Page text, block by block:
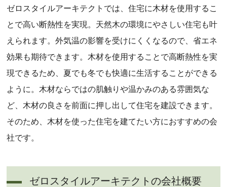
ゼロスタイルアーキテクトでは、住宅に木材を使用するこ
とで高い断熱性を実現。天然木の環境にやさしい住宅も叶
えられます。外気温の影響を受けにくくなるので、省エネ
効果も期待できます。木材を使用することで高断熱性を実
現できるため、夏でも冬でも快適に生活することができる
ように。木材ならではの肌触りや温かみのある雰囲気な
ど、木材の良さを前面に押し出して住宅を建設できます。
そのため、木材を使った住宅を建てたい方におすすめの会
社です。
ゼロスタイルアーキテクトの会社概要